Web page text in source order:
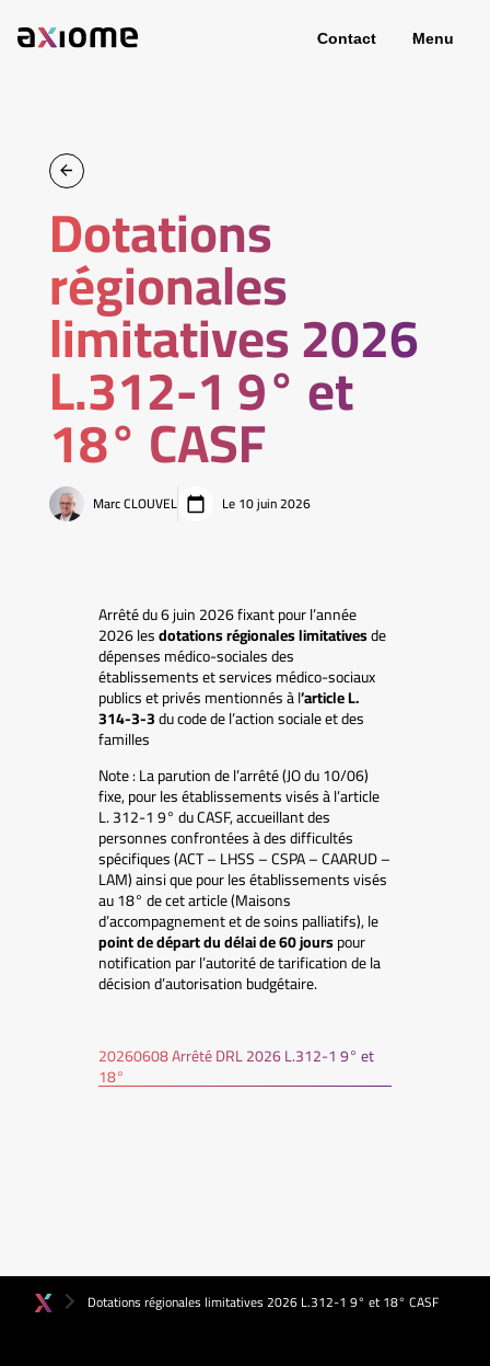
Contact Menu
Dotations
régionales
limitatives 2026
L.312-1 9° et
18° CASF
Marc CLOUVEL Le 10 juin 2026
Arrêté du 6 juin 2026 fixant pour l’année
2026 lesdotations régionales limitativesde
dépenses médico-sociales des
établissements et services médico-sociaux
publics et privés mentionnés à l’article L.
314-3-3du code de l’action sociale et des
familles
Note : La parution de l’arrêté (JO du 10/06)
fixe, pour les établissements visés à l’article
L. 312-1 9° du CASF, accueillant des
personnes confrontées à des difficultés
spécifiques (ACT – LHSS – CSPA – CAARUD –
LAM) ainsi que pour les établissements visés
au 18° de cet article (Maisons
d’accompagnement et de soins palliatifs), le
point de départ du délai de 60 jourspour
notification par l’autorité de tarification de la
décision d’autorisation budgétaire.
20260608 Arrêté DRL 2026 L.312-1 9° et
18°
Dotations régionales limitatives 2026 L.312-1 9° et 18° CASF